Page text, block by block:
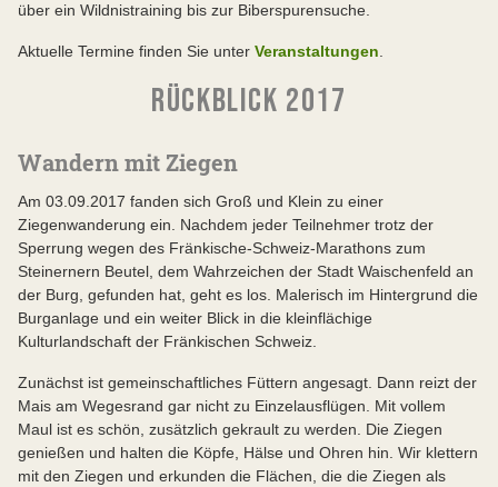
über ein Wildnistraining bis zur Biberspurensuche.
Aktuelle Termine finden Sie unter Veranstaltungen
RÜCKBLICK 2017
Wandern mit Ziegen
Am 03.09.2017 fanden sich Groß und Klein zu einer
Ziegenwanderung ein. Nachdem jeder Teilnehmer trotz der
Sperrung wegen des Fränkische-Schweiz-Marathons zum
Steinernern Beutel, dem Wahrzeichen der Stadt Waischenfeld an
der Burg, gefunden hat, geht es los. Malerisch im Hintergrund die
Burganlage und ein weiter Blick in die kleinflächige
Kulturlandschaft der Fränkischen Schweiz.
Zunächst ist gemeinschaftliches Füttern angesagt. Dann reizt der
Mais am Wegesrand gar nicht zu Einzelausflügen. Mit vollem
Maul ist es schön, zusätzlich gekrault zu werden. Die Ziegen
genießen und halten die Köpfe, Hälse und Ohren hin. Wir klettern
mit den Ziegen und erkunden die Flächen, die die Ziegen als